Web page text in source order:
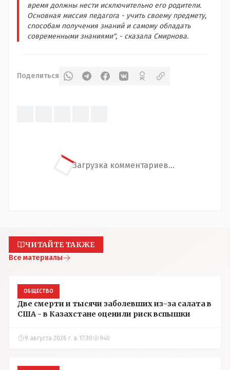
время должны нести исключительно его родители.
Основная миссия педагога - учить своему предмету,
способам получения знаний и самому обладать
современными знаниями", - сказала Смирнова.
Поделиться
Загрузка комментариев...
ЧИТАЙТЕ ТАКЖЕ
Все материалы
ОБЩЕСТВО
Две смерти и тысячи заболевших из-за салата в
США - в Казахстане оценили риск вспышки
9 августа 2026 г. в 17:30 940